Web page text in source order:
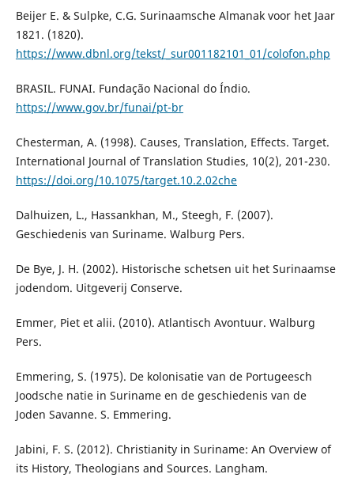
Beijer E. & Sulpke, C.G. Surinaamsche Almanak voor het Jaar
1821. (1820).
https://www.dbnl.org/tekst/_sur001182101_01/colofon.php
BRASIL. FUNAI. Fundação Nacional do Índio.
https://www.gov.br/funai/pt-br
Chesterman, A. (1998). Causes, Translation, Effects. Target.
International Journal of Translation Studies, 10(2), 201-230.
https://doi.org/10.1075/target.10.2.02che
Dalhuizen, L., Hassankhan, M., Steegh, F. (2007).
Geschiedenis van Suriname. Walburg Pers.
De Bye, J. H. (2002). Historische schetsen uit het Surinaamse
jodendom. Uitgeverij Conserve.
Emmer, Piet et alii. (2010). Atlantisch Avontuur. Walburg
Pers.
Emmering, S. (1975). De kolonisatie van de Portugeesch
Joodsche natie in Suriname en de geschiedenis van de
Joden Savanne. S. Emmering.
Jabini, F. S. (2012). Christianity in Suriname: An Overview of
its History, Theologians and Sources. Langham.